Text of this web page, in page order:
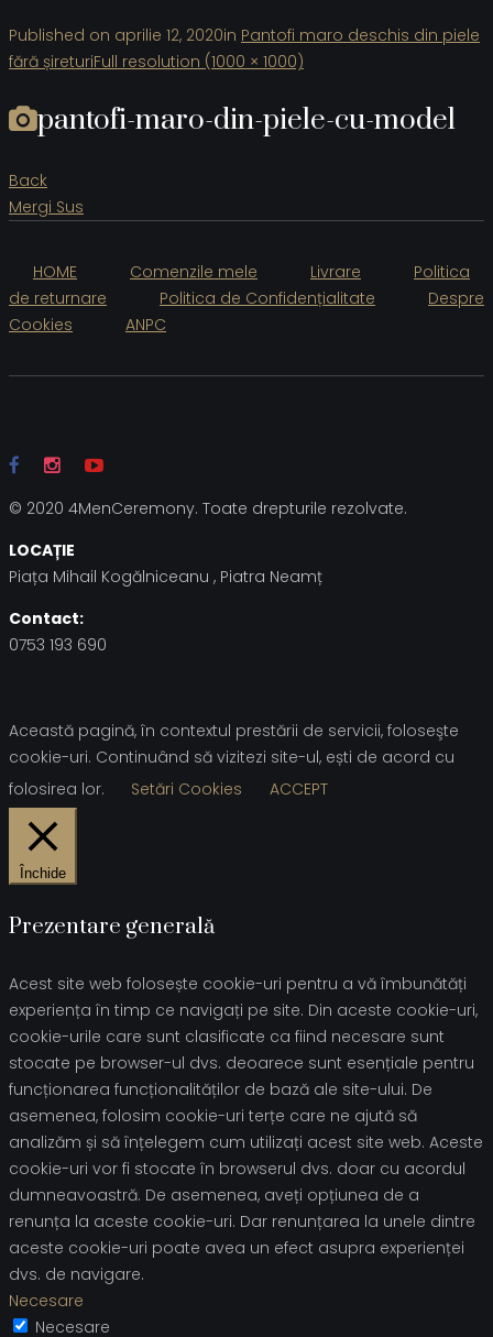
Published on aprilie 12, 2020in Pantofi maro deschis din piele
fără șireturiFull resolution (1000 × 1000)
pantofi-maro-din-piele-cu-model
Back
Mergi Sus
HOME Comenzile mele Livrare
Politica
de returnare
Politica de Confidențialitate
Despre
Cookies
ANPC
© 2020 4MenCeremony. Toate drepturile rezolvate.
LOCAȚIE
Piața Mihail Kogălniceanu , Piatra Neamț
Contact:
0753 193 690
Această pagină, în contextul prestării de servicii, foloseşte
cookie-uri. Continuând să vizitezi site-ul, ești de acord cu
folosirea lor.
Setări Cookies ACCEPT
Închide
Prezentare generală
Acest site web folosește cookie-uri pentru a vă îmbunătăți
experiența în timp ce navigați pe site. Din aceste cookie-uri,
cookie-urile care sunt clasificate ca fiind necesare sunt
stocate pe browser-ul dvs. deoarece sunt esențiale pentru
funcționarea funcționalităților de bază ale site-ului. De
asemenea, folosim cookie-uri terțe care ne ajută să
analizăm și să înțelegem cum utilizați acest site web. Aceste
cookie-uri vor fi stocate în browserul dvs. doar cu acordul
dumneavoastră. De asemenea, aveți opțiunea de a
renunța la aceste cookie-uri. Dar renunțarea la unele dintre
aceste cookie-uri poate avea un efect asupra experienței
dvs. de navigare.
Necesare
Necesare